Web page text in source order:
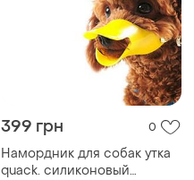
399 грн 0
Намордник для собак утка
quack. силиконовый